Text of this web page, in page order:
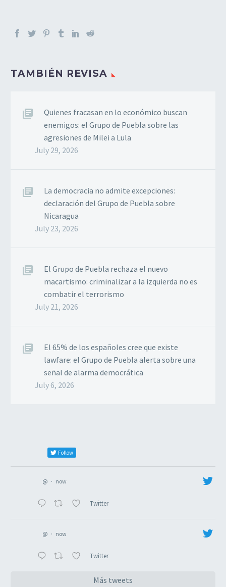
TAMBIÉN REVISA
Quienes fracasan en lo económico buscan
enemigos: el Grupo de Puebla sobre las
agresiones de Milei a Lula
July 29, 2026
La democracia no admite excepciones:
declaración del Grupo de Puebla sobre
Nicaragua
July 23, 2026
El Grupo de Puebla rechaza el nuevo
macartismo: criminalizar a la izquierda no es
combatir el terrorismo
July 21, 2026
El 65% de los españoles cree que existe
lawfare: el Grupo de Puebla alerta sobre una
señal de alarma democrática
July 6, 2026
Follow
@ · now
Twitter
@ · now
Twitter
Más tweets